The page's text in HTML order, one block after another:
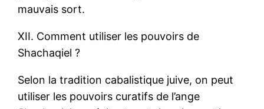
mauvais sort.
XII. Comment utiliser les pouvoirs de
Shachaqiel ?
Selon la tradition cabalistique juive, on peut
utiliser les pouvoirs curatifs de l’ange